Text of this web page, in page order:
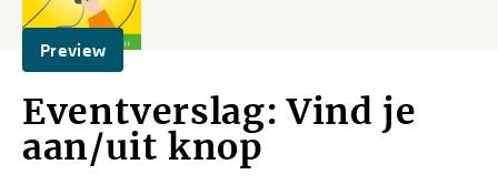
Preview
Eventverslag: Vind je
aan/uit knop